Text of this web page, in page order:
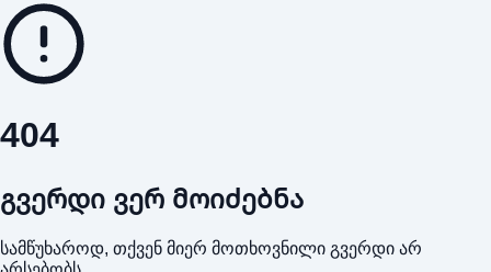
404
გვერდი ვერ მოიძებნა
სამწუხაროდ, თქვენ მიერ მოთხოვნილი გვერდი არ